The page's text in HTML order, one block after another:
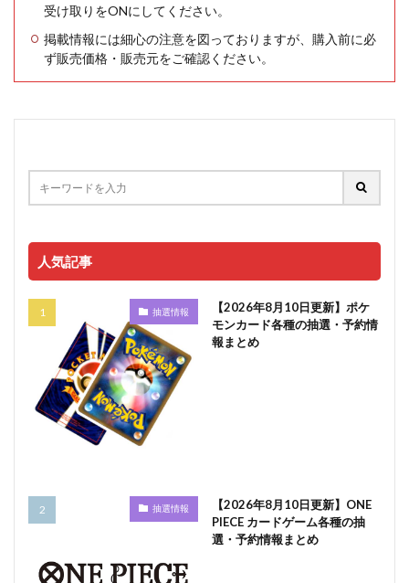
受け取りをONにしてください。
掲載情報には細心の注意を図っておりますが、購入前に必
ず販売価格・販売元をご確認ください。
人気記事
抽選情報
【2026年8月10日更新】ポケ
モンカード各種の抽選・予約情
報まとめ
抽選情報
【2026年8月10日更新】ONE
PIECE カードゲーム各種の抽
選・予約情報まとめ